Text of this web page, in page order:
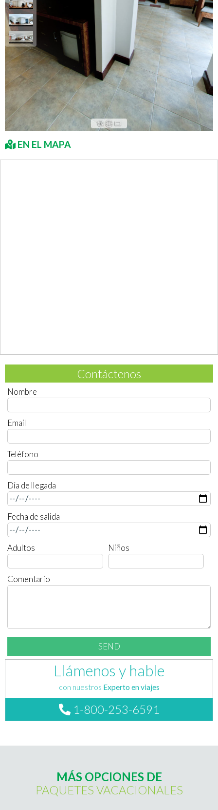
EN EL MAPA
Contáctenos
Nombre
Email
Teléfono
Día de llegada
Fecha de salida
Adultos Niños
Comentario
Llámenos y hable
con nuestros Experto en viajes
1-800-253-6591
MÁS OPCIONES DE
PAQUETES VACACIONALES